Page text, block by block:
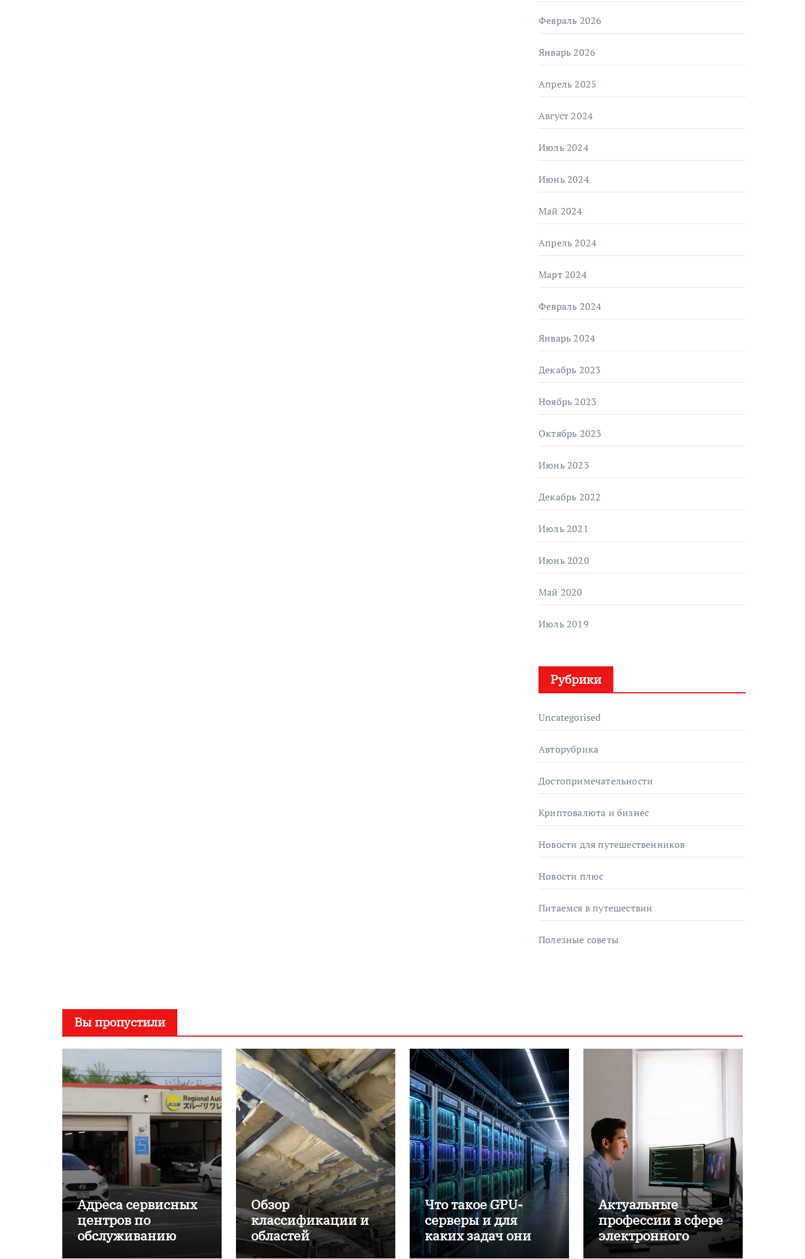
Февраль 2026
Январь 2026
Апрель 2025
Август 2024
Июль 2024
Июнь 2024
Май 2024
Апрель 2024
Март 2024
Февраль 2024
Январь 2024
Декабрь 2023
Ноябрь 2023
Октябрь 2023
Июнь 2023
Декабрь 2022
Июль 2021
Июнь 2020
Май 2020
Июль 2019
Рубрики
Uncategorised
Авторубрика
Достопримечательности
Криптовалюта и бизнес
Новости для путешественников
Новости плюс
Питаемся в путешествии
Полезные советы
Вы пропустили
Адреса сервисных
центров по
обслуживанию
Обзор
классификации и
областей
применения
Что такое GPU-
серверы и для
каких задач они
применяются
Актуальные
профессии в сфере
электронного
обучения